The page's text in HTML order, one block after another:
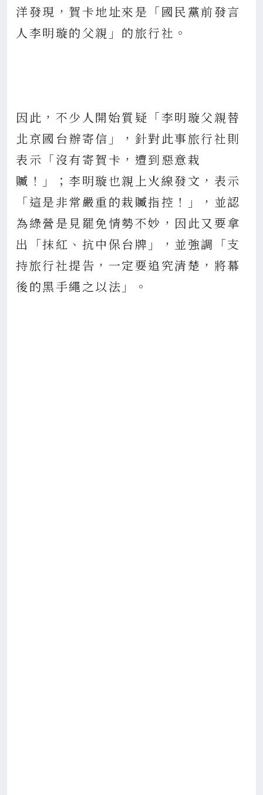
洋發現，賀卡地址來是「國民黨前發言
人李明璇的父親」的旅行社。
因此，不少人開始質疑「李明璇父親替
北京國台辦寄信」，針對此事旅行社則
表示「沒有寄賀卡，遭到惡意栽
贓！」；李明璇也親上火線發文，表示
「這是非常嚴重的栽贓指控！」，並認
為綠營是見罷免情勢不妙，因此又要拿
出「抹紅、抗中保台牌」，並強調「支
持旅行社提告，一定要追究清楚，將幕
後的黑手繩之以法」。